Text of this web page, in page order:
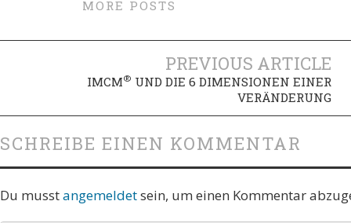
MORE POSTS
Artikel-
Navigation
PREVIOUS ARTICLE
IMCM® UND DIE 6 DIMENSIONEN EINER
VERÄNDERUNG
SCHREIBE EINEN KOMMENTAR
Du musstangemeldetsein, um einen Kommentar